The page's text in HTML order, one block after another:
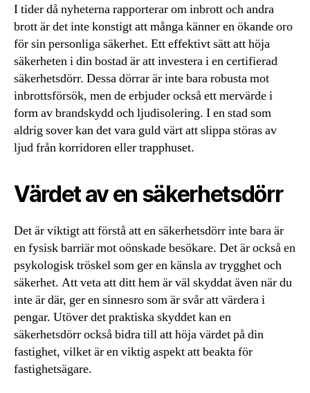
I tider då nyheterna rapporterar om inbrott och andra
brott är det inte konstigt att många känner en ökande oro
för sin personliga säkerhet. Ett effektivt sätt att höja
säkerheten i din bostad är att investera i en certifierad
säkerhetsdörr. Dessa dörrar är inte bara robusta mot
inbrottsförsök, men de erbjuder också ett mervärde i
form av brandskydd och ljudisolering. I en stad som
aldrig sover kan det vara guld värt att slippa störas av
ljud från korridoren eller trapphuset.
Värdet av en säkerhetsdörr
Det är viktigt att förstå att en säkerhetsdörr inte bara är
en fysisk barriär mot oönskade besökare. Det är också en
psykologisk tröskel som ger en känsla av trygghet och
säkerhet. Att veta att ditt hem är väl skyddat även när du
inte är där, ger en sinnesro som är svår att värdera i
pengar. Utöver det praktiska skyddet kan en
säkerhetsdörr också bidra till att höja värdet på din
fastighet, vilket är en viktig aspekt att beakta för
fastighetsägare.